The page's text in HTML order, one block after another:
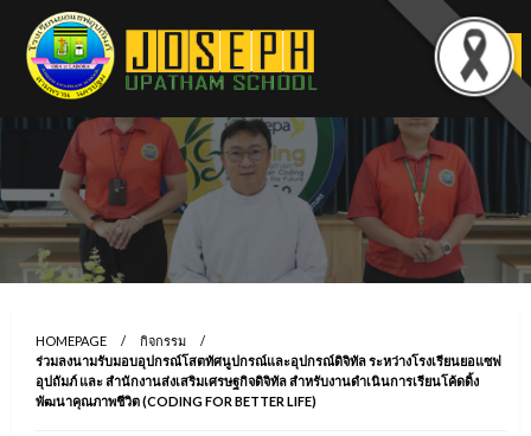
content
HOMEPAGE
กิจกรรม
ร่วมลงนามรับมอบอุปกรณ์โสตทัศนูปกรณ์และอุปกรณ์ดิจิทัล ระหว่างโรงเรียนยอแซฟ
อุปถัมภ์ และ สำนักงานส่งเสริมเศรษฐกิจดิจิทัล สำหรับงานดำเนินการเรียนโค้ดดิ้ง
พัฒนาคุณภาพชีวิต (CODING FOR BETTER LIFE)